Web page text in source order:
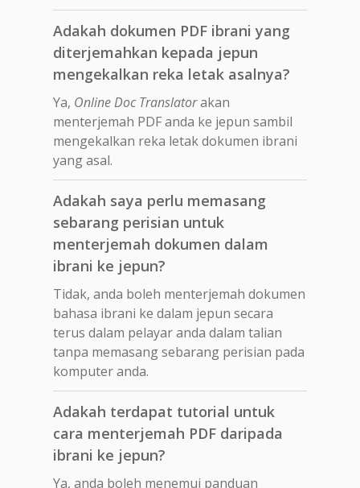
Adakah dokumen PDF ibrani yang
diterjemahkan kepada jepun
mengekalkan reka letak asalnya?
Ya, Online Doc Translatorakan
menterjemah PDF anda ke jepun sambil
mengekalkan reka letak dokumen ibrani
yang asal.
Adakah saya perlu memasang
sebarang perisian untuk
menterjemah dokumen dalam
ibrani ke jepun?
Tidak, anda boleh menterjemah dokumen
bahasa ibrani ke dalam jepun secara
terus dalam pelayar anda dalam talian
tanpa memasang sebarang perisian pada
komputer anda.
Adakah terdapat tutorial untuk
cara menterjemah PDF daripada
ibrani ke jepun?
Ya, anda boleh menemui panduan